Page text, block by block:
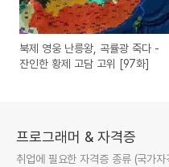
북제 영웅 난릉왕, 곡률광 죽다 -
잔인한 황제 고담 고위 [97화]
프로그래머 & 자격증
취업에 필요한 자격증 종류 (국가